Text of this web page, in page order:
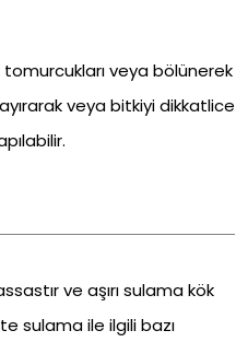
tomurcukları veya bölünerek
veya bitkiyi dikkatlice
ve aşırı sulama kök
sulama ile ilgili bazı